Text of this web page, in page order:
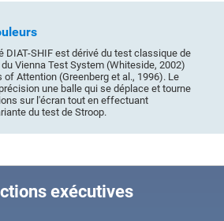
DIAT-SHIF est dérivé du test classique de
Vienna Test System (Whiteside, 2002)
of Attention (Greenberg et al., 1996). Le
une balle qui se déplace et tourne
sur l'écran tout en effectuant
du test de Stroop.
exécutives